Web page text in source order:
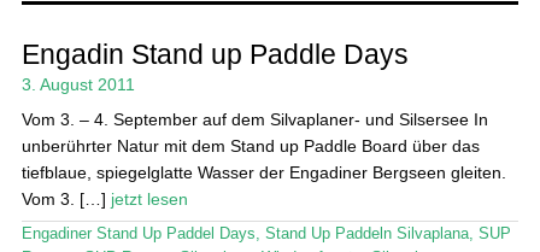
Das Magazin
Stand Up Magazin TV
SPOT FINDER
Mein Konto
Engadin Stand up Paddle Days
3. August 2011
Vom 3. – 4. September auf dem Silvaplaner- und Silsersee In
unberührter Natur mit dem Stand up Paddle Board über das
tiefblaue, spiegelglatte Wasser der Engadiner Bergseen gleiten.
Vom 3. […] jetzt lesen
Engadiner Stand Up Paddel Days, Stand Up Paddeln Silvaplana, SUP